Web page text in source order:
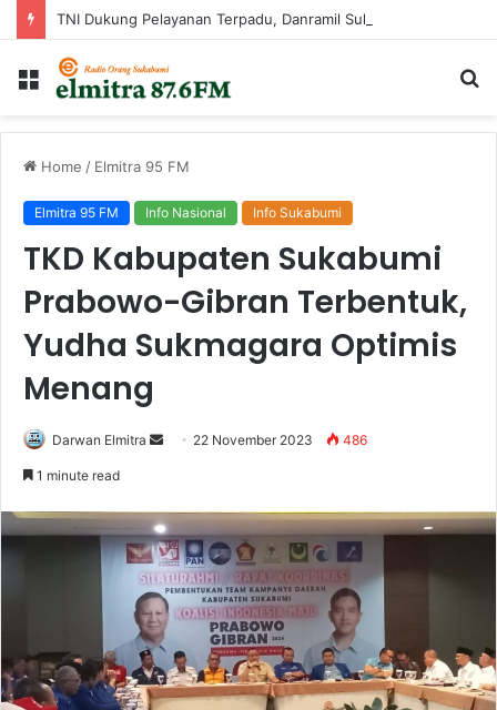
Menu
Home / Elmitra 95 FM
Elmitra 95 FM Info Nasional Info Sukabumi
TKD Kabupaten Sukabumi
Prabowo-Gibran Terbentuk,
Yudha Sukmagara Optimis
Menang
Darwan Elmitra
Send 22 November 2023 486
1 minute read